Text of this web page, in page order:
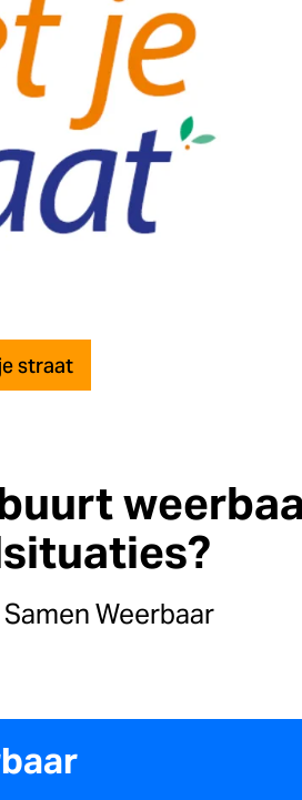
straat
Weerbaar